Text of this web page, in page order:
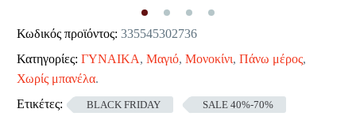
Κωδικός προϊόντος: 335545302736
Κατηγορίες: ΓΥΝΑΙΚΑ, Μαγιό, Μονοκίνι, Πάνω μέρος,
Χωρίς μπανέλα.
Ετικέτες:
BLACK FRIDAY SALE 40%-70%